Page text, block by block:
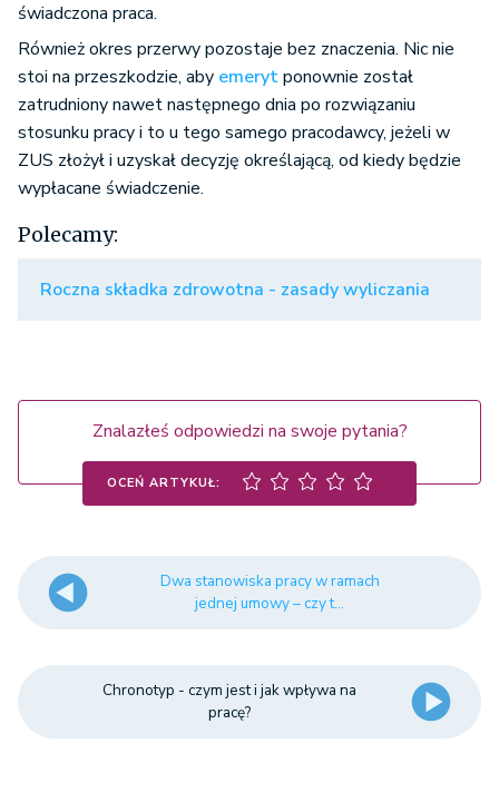
świadczona praca.
Również okres przerwy pozostaje bez znaczenia. Nic nie
stoi na przeszkodzie, aby emerytponownie został
zatrudniony nawet następnego dnia po rozwiązaniu
stosunku pracy i to u tego samego pracodawcy, jeżeli w
ZUS złożył i uzyskał decyzję określającą, od kiedy będzie
wypłacane świadczenie.
Polecamy:
Roczna składka zdrowotna - zasady wyliczania
Znalazłeś odpowiedzi na swoje pytania?
OCEŃ ARTYKUŁ:
Dwa stanowiska pracy w ramach
jednej umowy – czy t...
Chronotyp - czym jest i jak wpływa na
pracę?